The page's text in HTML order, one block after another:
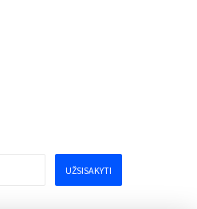
UŽSISAKYTI